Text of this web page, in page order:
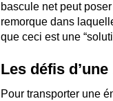
bascule net peut
remorque dans
que ceci est une
Les défis
Pour transporter une